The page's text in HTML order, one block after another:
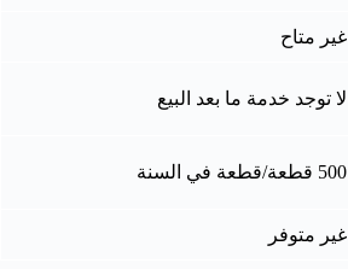
غير متاح
لا توجد خدمة ما بعد البيع
500 قطعة/قطعة في السنة
غير متوفر